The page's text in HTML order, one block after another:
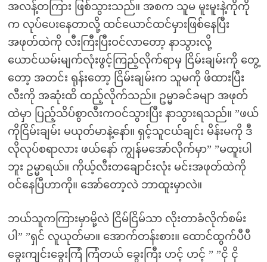
အလန့်တကြား ဖြစ်သွားသည်။ အစက သူမ မူးမူးနဲ့ကိုကို
က လုပ်ပေးနေတာလို့ ထင်ယောင်ထင်မှားဖြစ်နေပြီး
အဖုတ်ထဲကို လီးကြီးပြီးဝင်လာတော့ နာသွားလို့
ယောင်ယမ်းမျက်လုံးဖွင့်ကြည့်လိုက်ရာမှ ငြိမ်းချမ်းကို တွေ့
တော့ အတင်း ရုန်းတော့ ငြိမ်းချမ်းက သူမကို ဖိထားပြီး
လီးကို အဆုံးထိ ထည့်လိုက်သည်။ ဥမ္မာခင်ခမျာ အဖုတ်
ထဲမှာ ပြည့်သိပ်စွာလီးကဝင်သွားပြီး နာသွားရသည်။ ”ဖယ်
ကိုငြိမ်းချမ်း မယုတ်မာနဲ့နော်။ ရှင့်သူငယ်ချင်း မိန်းမကို ဒီ
လိုလုပ်စရာလား ဖယ်နော် ကျွန်မအော်လိုက်မှာ” ”မထူးပါ
ဘူး ဥမ္မာရယ်။ ကိုယ့်လီးတချောင်းလုံး မင်းအဖုတ်ထဲကို
ဝင်နေပြီဟာကို။ အော်တော့လဲ ဘာထူးမှာလဲ။
ဘယ်သူကကြားမှာမို့လဲ ငြိမ်ငြိမ်သာ လိုးတာခံလိုက်စမ်း
ပါ” ”ရှင် လူယုတ်မာ။ အောက်တန်းစား။ ထောင်ထွက်ပီပီ
ခွေးကျင်းခွေးကြံ ကြံတယ် ခွေးကြီး ဟင့် ဟင့် ” ”ငို ငို